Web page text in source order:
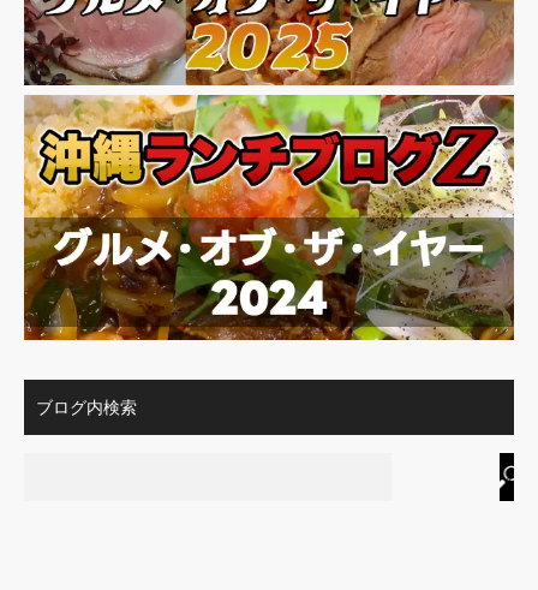
ブログ内検索